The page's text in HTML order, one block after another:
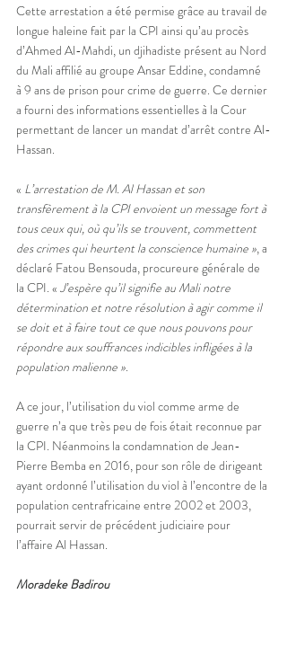
Cette arrestation a été permise grâce au travail de
longue haleine fait par la CPI ainsi qu’au procès
d’Ahmed Al-Mahdi, un djihadiste présent au Nord
du Mali affilié au groupe Ansar Eddine, condamné
à 9 ans de prison pour crime de guerre. Ce dernier
a fourni des informations essentielles à la Cour
permettant de lancer un mandat d’arrêt contre Al-
Hassan.
« L’arrestation de M. Al Hassan et son
transfèrement à la CPI envoient un message fort à
tous ceux qui, où qu’ils se trouvent, commettent
des crimes qui heurtent la conscience humaine », a
déclaré Fatou Bensouda, procureure générale de
la CPI. « J’espère qu’il signifie au Mali notre
détermination et notre résolution à agir comme il
se doit et à faire tout ce que nous pouvons pour
répondre aux souffrances indicibles infligées à la
population malienne ».
A ce jour, l’utilisation du viol comme arme de
guerre n’a que très peu de fois était reconnue par
la CPI. Néanmoins la condamnation de Jean-
Pierre Bemba en 2016, pour son rôle de dirigeant
ayant ordonné l’utilisation du viol à l’encontre de la
population centrafricaine entre 2002 et 2003,
pourrait servir de précédent judiciaire pour
l’affaire Al Hassan.
Moradeke Badirou